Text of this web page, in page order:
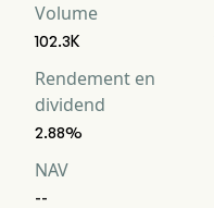
Volume
102.3K
Rendement en
dividend
2.88%
NAV
--